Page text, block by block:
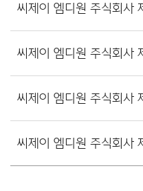
씨제이 엠디원 주식회사
씨제이 엠디원 주식회사
씨제이 엠디원 주식회사
씨제이 엠디원 주식회사